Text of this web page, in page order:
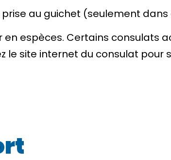
au guichet (seulement dans
en espèces. Certains
le site internet du consulat pour